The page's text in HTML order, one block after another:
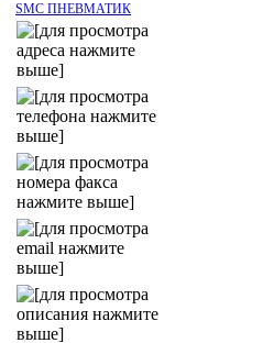
SMC ПНЕВМАТИК